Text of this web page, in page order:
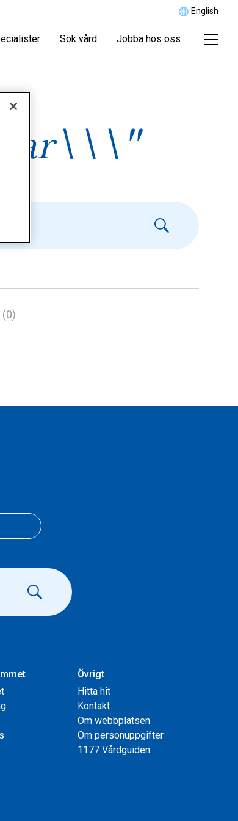
English
Sök vård Jobba hos oss
Övrigt
Hitta hit
Kontakt
Om webbplatsen
Om personuppgifter
1177 Vårdguiden